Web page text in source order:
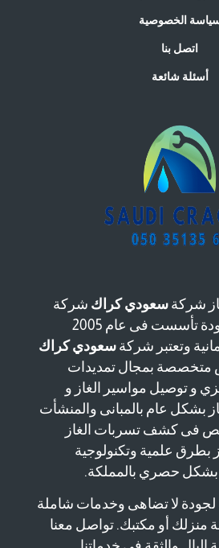
الخصوصية
اتصل بنا
أسئلة شائعة
شركة سعودي كراك شركة
ذات مسئولية محدودة تأسست فى عام 2005
وتعتبر شركة سعودي كراك
متخصصة بمجال تمديدات
و توصيل مواسير الغاز و
بشكل عام بالمبانى والمنشأت
فى كشف تسربات الغاز
بطرق علمية وتكنولوجية
بشكل حصري بالمملكة.
لجودة لا تضاهى وخدمات شاملة
أو مكتبك. تواصل معنا